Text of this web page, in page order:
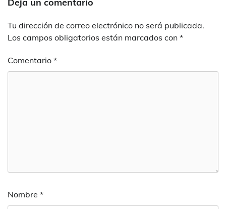
Tu dirección de correo electrónico no será publicada.
Los campos obligatorios están marcados con *
Comentario *
Nombre *